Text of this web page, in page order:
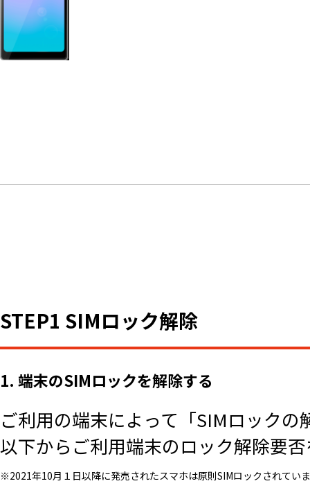
STEP1 SIMロック解除
1. 端末のSIMロックを解除する
ご利用の端末によって「SIMロック
以下からご利用端末のロック解除要
※2021年10月１日以降に発売されたスマホは原則SIMロックされてい